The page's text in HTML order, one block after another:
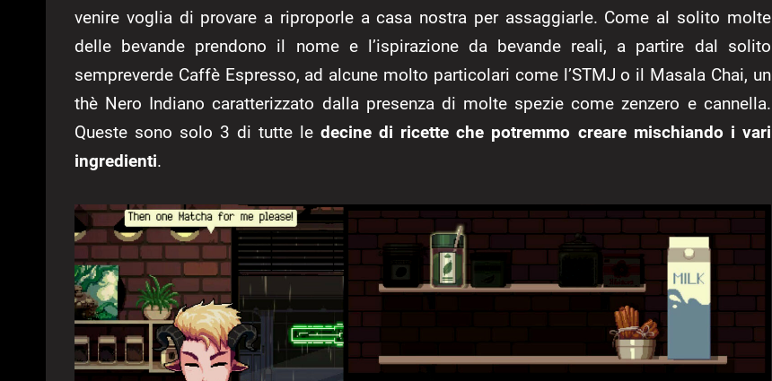
venire voglia di provare a riproporle a casa nostra per assaggiarle. Come al solito molte
delle bevande prendono il nome e l’ispirazione da bevande reali, a partire dal solito
sempreverde Caffè Espresso, ad alcune molto particolari come l’STMJ o il Masala Chai, un
thè Nero Indiano caratterizzato dalla presenza di molte spezie come zenzero e cannella.
Queste sono solo 3 di tutte ledecine di ricette che potremmo creare mischiando i vari
ingredienti.